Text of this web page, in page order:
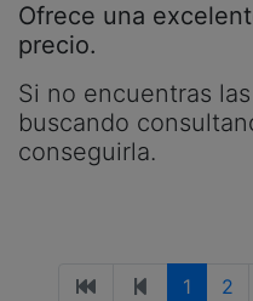
Ofrece una
precio.
Si no encuentras
buscando
conseguirla.
1 2